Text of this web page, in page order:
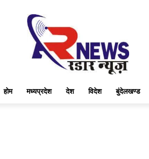
होम मध्यप्रदेश देश विदेश बुंदेलखण्ड